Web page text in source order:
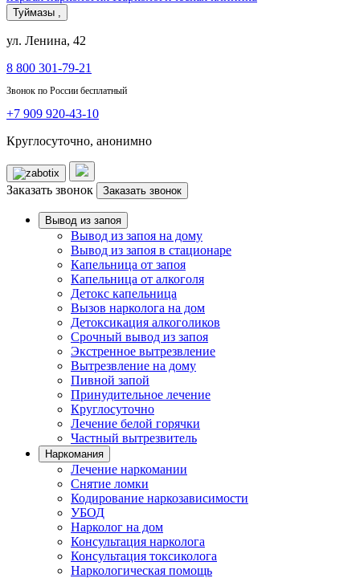
Туймазы ,
ул. Ленина, 42
8 800 301-79-21
Звонок по России бесплатный
+7 909 920-43-10
Круглосуточно, анонимно
Заказать звонок Заказать звонок
Вывод из запоя
Вывод из запоя на дому
Вывод из запоя в стационаре
Капельница от запоя
Капельница от алкоголя
Детокс капельница
Вызов нарколога на дом
Детоксикация алкоголиков
Срочный вывод из запоя
Экстренное вытрезвление
Вытрезвление на дому
Пивной запой
Принудительное лечение
Круглосуточно
Лечение белой горячки
Частный вытрезвитель
Наркомания
Лечение наркомании
Снятие ломки
Кодирование наркозависимости
УБОД
Нарколог на дом
Консультация нарколога
Консультация токсиколога
Наркологическая помощь